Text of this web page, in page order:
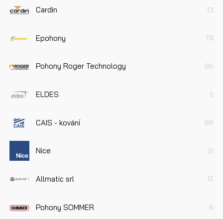
Cardin 13
Epohony 79
Pohony Roger Technology 86
ELDES 5
CAIS - kování 88
Nice 21
Allmatic srl 12
Pohony SOMMER 6